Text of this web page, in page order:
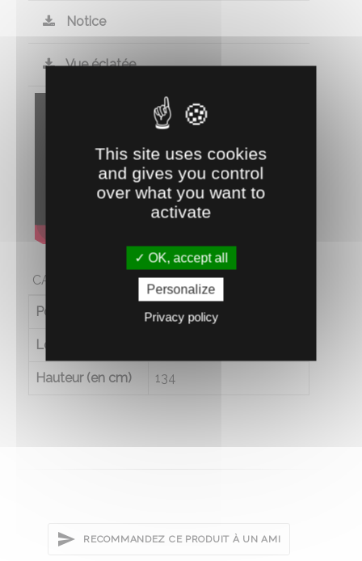
Notice
Vue éclatée
CARACTÉRISTIQUES
Poids (en kg) 64
Longueur (en cm)
Hauteur (en cm) 134
RECOMMANDEZ CE PRODUIT À UN AMI
This site uses cookies
and gives you control
over what you want to
activate
OK, accept all
Personalize
Privacy policy